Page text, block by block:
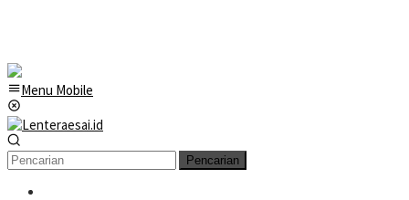
Menu Mobile
Pencarian